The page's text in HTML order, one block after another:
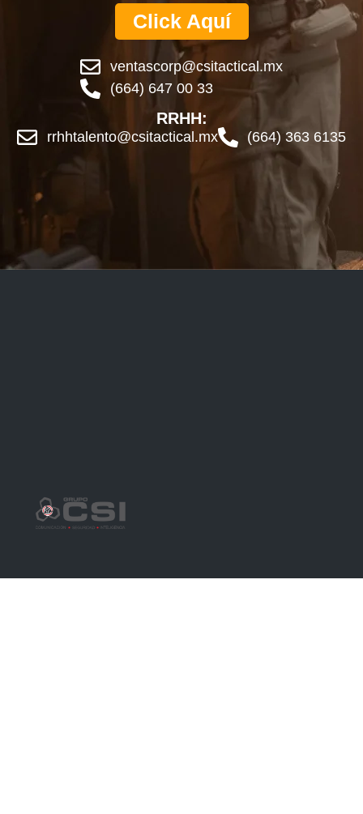
Click Aquí
ventascorp@csitactical.mx
(664) 647 00 33
RRHH:
rrhhtalento@csitactical.mx (664) 363 6135